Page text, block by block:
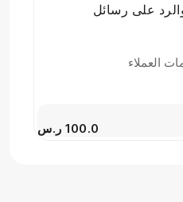
على رسائل
العملاء
100.0 ر.س